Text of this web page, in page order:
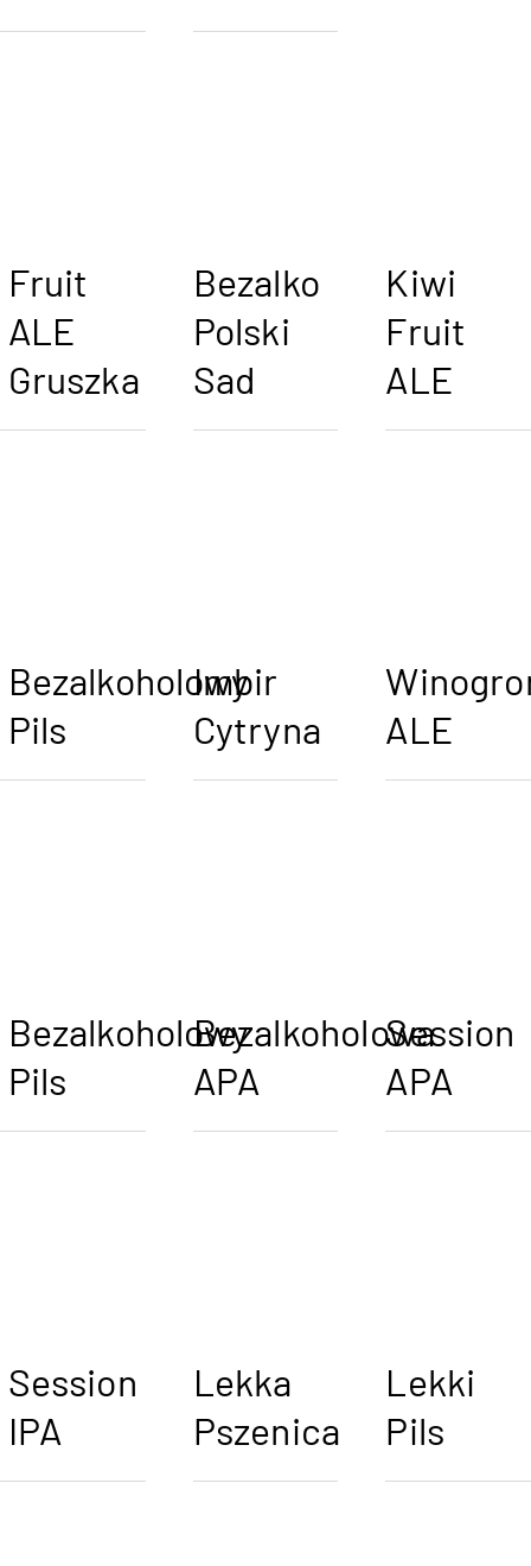
Fruit
ALE
Gruszka
Bezalko
Polski
Sad
Kiwi
Fruit
ALE
Bezalkoholowy
Pils
Imbir
Cytryna
ALE
Bezalkoholowy
Pils
Bezalkoholowa
APA
Session
APA
Session
IPA
Lekka
Pszenica
Lekki
Pils